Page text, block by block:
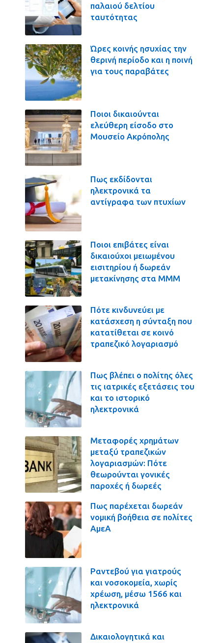
παλαιού δελτίου
ταυτότητας
Ώρες κοινής ησυχίας την
θερινή περίοδο και η ποινή
για τους παραβάτες
Ποιοι δικαιούνται
ελεύθερη είσοδο στο
Μουσείο Ακρόπολης
Πως εκδίδονται
ηλεκτρονικά τα
αντίγραφα των πτυχίων
Ποιοι επιβάτες είναι
δικαιούχοι μειωμένου
εισιτηρίου ή δωρεάν
μετακίνησης στα ΜΜΜ
Πότε κινδυνεύει με
κατάσχεση η σύνταξη που
κατατίθεται σε κοινό
τραπεζικό λογαριασμό
Πως βλέπει ο πολίτης όλες
τις ιατρικές εξετάσεις του
και το ιστορικό
ηλεκτρονικά
Μεταφορές χρημάτων
μεταξύ τραπεζικών
λογαριασμών: Πότε
θεωρούνται γονικές
παροχές ή δωρεές
Πως παρέχεται δωρεάν
νομική βοήθεια σε πολίτες
ΑμεΑ
Ραντεβού για γιατρούς
και νοσοκομεία, χωρίς
χρέωση, μέσω 1566 και
ηλεκτρονικά
Δικαιολογητικά και